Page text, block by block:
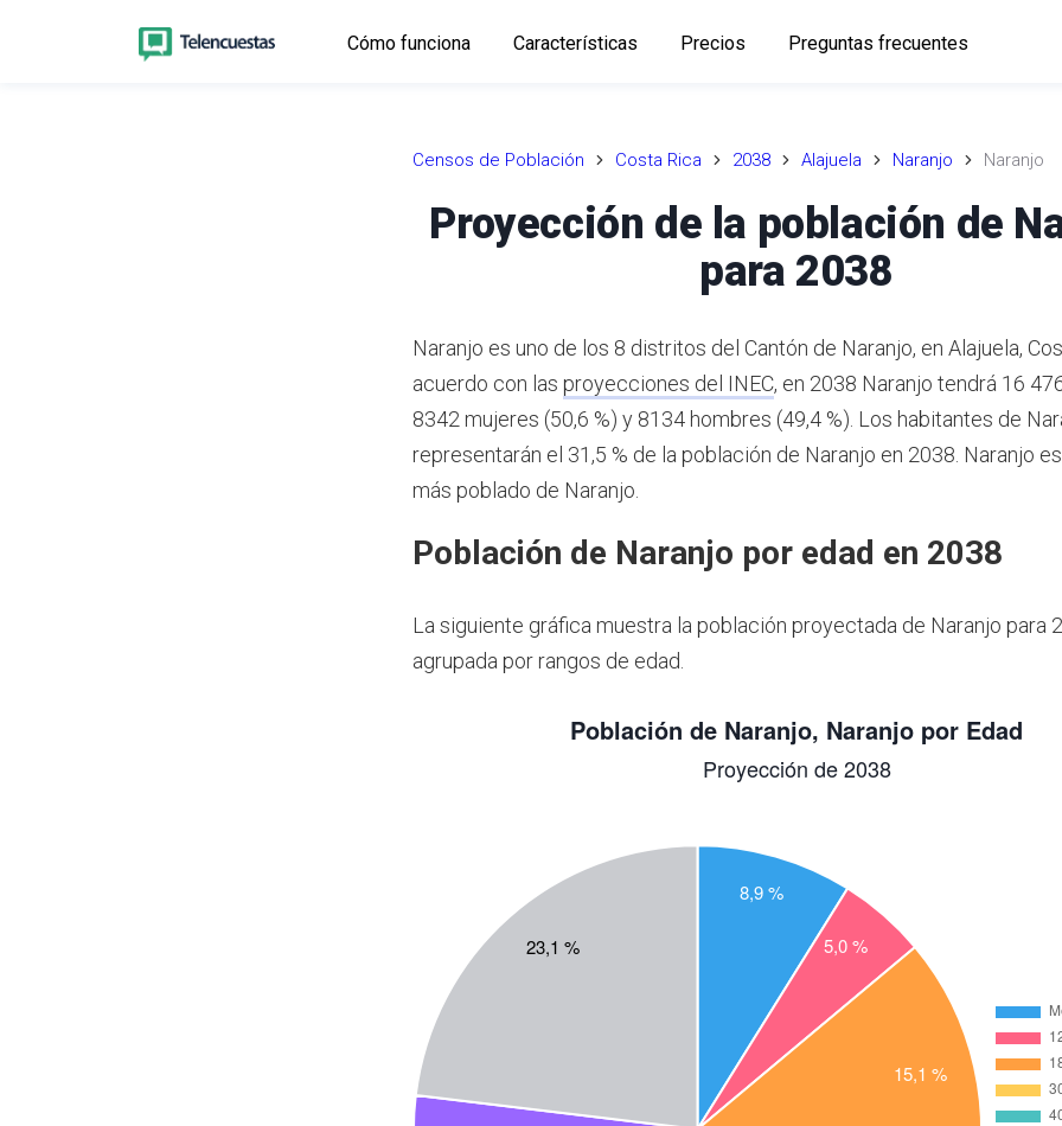
Cómo funciona Características Precios Preguntas frecuentes
Censos de Población Costa Rica 2038 Alajuela Naranjo Naranjo
Proyección de la población de
para 2038
Naranjo es uno de los 8 distritos del Cantón de Naranjo, en Alajuela,
acuerdo con las proyecciones del INEC, en 2038 Naranjo tendrá 16
8342 mujeres (50,6 %) y 8134 hombres (49,4 %). Los habitantes de
representarán el 31,5 % de la población de Naranjo en 2038. Naranjo
más poblado de Naranjo.
Población de Naranjo por edad en 2038
La siguiente gráfica muestra la población proyectada de Naranjo para
agrupada por rangos de edad.